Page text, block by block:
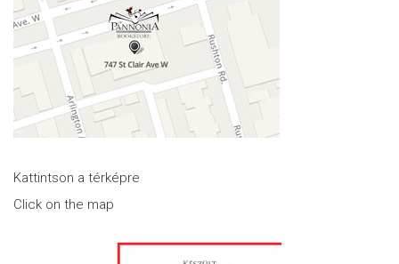
Kattintson a térképre
Click on the map